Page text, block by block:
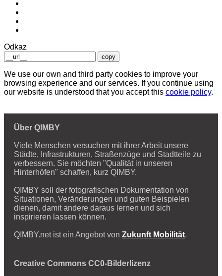
Odkaz
copy
We use our own and third party cookies to improve your
browsing experience and our services. If you continue using
our website is understood that you accept this cookie policy.
Über QIMBY
Viele Menschen versuchen mit ihrer Arbeit unsere
Städte, Infrastrukturen, Straßenzüge und Stadtteile zu
verbessern. Sie möchten "Qualität in unseren
Hinterhöfen" schaffen, kurz QIMBY.
QIMBY soll der fotografischen Dokumentation von
Situationen, Veränderungen und guten Beispielen
dienen, damit andere daraus lernen und sich
inspirieren lassen können.
QIMBY.net ist ein Angebot von Zukunft Mobilität.
Creative Commons CC0-Bilderlizenz